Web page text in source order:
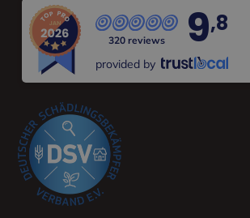
320 reviews 9,8
provided by